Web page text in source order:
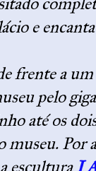
e
frente a
pelo
até os
museu. Por
esculturaI